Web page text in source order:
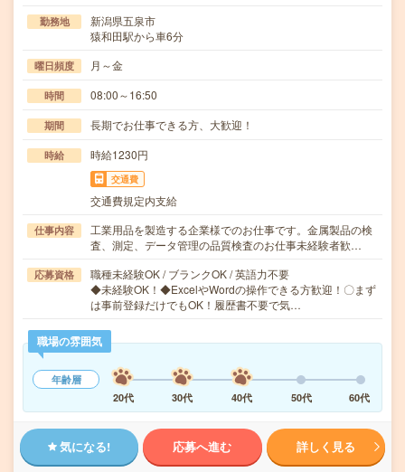
勤務地
新潟県五泉市
猿和田駅から車6分
曜日頻度 月～金
時間 08:00～16:50
期間 長期でお仕事できる方、大歓迎！
時給 時給1230円
交通費
交通費規定内支給
仕事内容
工業用品を製造する企業様でのお仕事です。金属製品の検
査、測定、データ管理の品質検査のお仕事未経験者歓…
応募資格
職種未経験OK / ブランクOK / 英語力不要
◆未経験OK！◆ExcelやWordの操作できる方歓迎！〇まず
は事前登録だけでもOK！履歴書不要で気…
職場の雰囲気
年齢層
20代
30代 40代 50代 60代
気になる! 応募へ進む 詳しく見る